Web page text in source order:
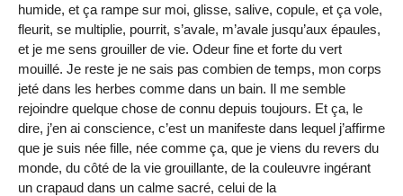
humide, et ça rampe sur moi, glisse, salive, copule, et ça vole,
fleurit, se multiplie, pourrit, s’avale, m’avale jusqu’aux épaules,
et je me sens grouiller de vie. Odeur fine et forte du vert
mouillé. Je reste je ne sais pas combien de temps, mon corps
jeté dans les herbes comme dans un bain. Il me semble
rejoindre quelque chose de connu depuis toujours. Et ça, le
dire, j’en ai conscience, c’est un manifeste dans lequel j’affirme
que je suis née fille, née comme ça, que je viens du revers du
monde, du côté de la vie grouillante, de la couleuvre ingérant
un crapaud dans un calme sacré, celui de la